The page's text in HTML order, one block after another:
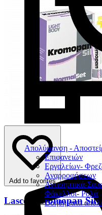
Απολύμανση -
Επιφανειών
Εργαλείων-
Αναρροφήσεων
Αντισηπτικά-
Φάκελλοι- Ρολά
Βοηθήματα
Add to favorites
Lascod Kromopan Sil